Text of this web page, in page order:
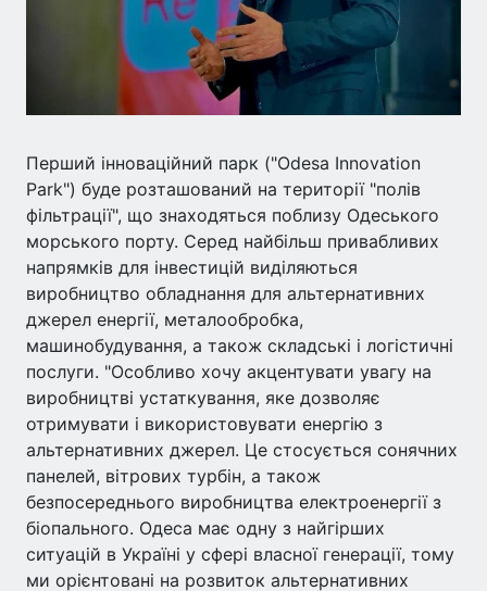
Перший інноваційний парк ("Odesa Innovation
Park") буде розташований на території "полів
фільтрації", що знаходяться поблизу Одеського
морського порту. Серед найбільш привабливих
напрямків для інвестицій виділяються
виробництво обладнання для альтернативних
джерел енергії, металообробка,
машинобудування, а також складські і логістичні
послуги. "Особливо хочу акцентувати увагу на
виробництві устаткування, яке дозволяє
отримувати і використовувати енергію з
альтернативних джерел. Це стосується сонячних
панелей, вітрових турбін, а також
безпосереднього виробництва електроенергії з
біопального. Одеса має одну з найгірших
ситуацій в Україні у сфері власної генерації, тому
ми орієнтовані на розвиток альтернативних